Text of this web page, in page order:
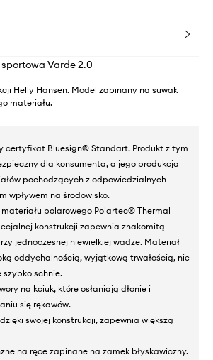
Varde 2.0
Helly Hansen. Model zapinany na suwak
materiału.
certyfikat Bluesign® Standart. Produkt z tym
dla konsumenta, a jego produkcja
pochodzących z odpowiedzialnych
wpływem na środowisko.
polarowego Polartec® Thermal
konstrukcji zapewnia znakomitą
jednoczesnej niewielkiej wadze. Materiał
oddychalnością, wyjątkową trwałością, nie
szybko schnie.
na kciuk, które osłaniają dłonie i
się rękawów.
swojej konstrukcji, zapewnia większą
na ręce zapinane na zamek błyskawiczny.